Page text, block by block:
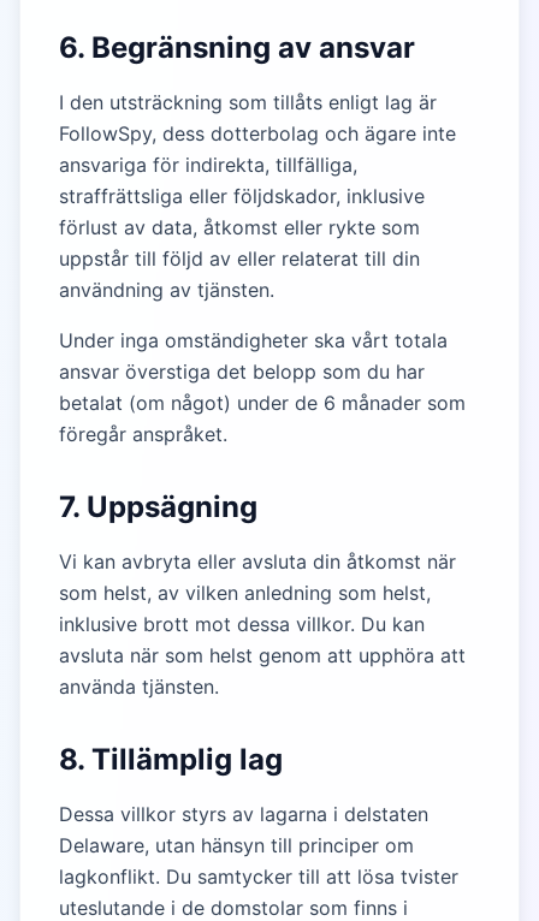
6. Begränsning av ansvar
I den utsträckning som tillåts enligt lag är
FollowSpy, dess dotterbolag och ägare inte
ansvariga för indirekta, tillfälliga,
straffrättsliga eller följdskador, inklusive
förlust av data, åtkomst eller rykte som
uppstår till följd av eller relaterat till din
användning av tjänsten.
Under inga omständigheter ska vårt totala
ansvar överstiga det belopp som du har
betalat (om något) under de 6 månader som
föregår anspråket.
7. Uppsägning
Vi kan avbryta eller avsluta din åtkomst när
som helst, av vilken anledning som helst,
inklusive brott mot dessa villkor. Du kan
avsluta när som helst genom att upphöra att
använda tjänsten.
8. Tillämplig lag
Dessa villkor styrs av lagarna i delstaten
Delaware, utan hänsyn till principer om
lagkonflikt. Du samtycker till att lösa tvister
uteslutande i de domstolar som finns i